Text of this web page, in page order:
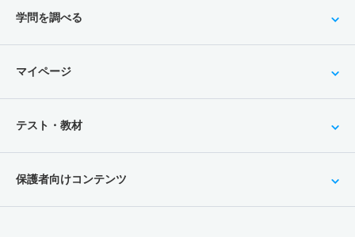
学問を調べる
マイページ
テスト・教材
保護者向けコンテンツ